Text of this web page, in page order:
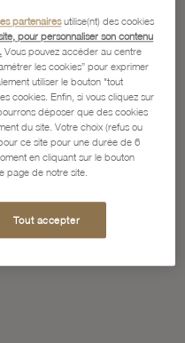
partenairesutilise(nt) des cookies
pour personnaliser son contenu
Vous pouvez accéder au centre
les cookies” pour exprimer
utiliser le bouton "tout
cookies. Enfin, si vous cliquez sur
déposer que des cookies
du site. Votre choix (refus ou
ce site pour une durée de 6
en cliquant sur le bouton
page de notre site.
Tout accepter